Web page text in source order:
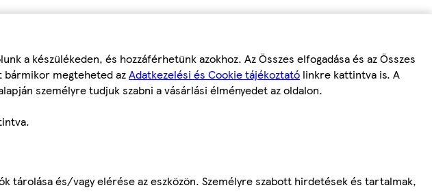
a készülékeden, és hozzáférhetünk azokhoz. Az Összes elfogadása és az Összes
bármikor megteheted azAdatkezelési és Cookie tájékoztató linkre kattintva is. A
személyre tudjuk szabni a vásárlási élményedet az oldalon.
tárolása és/vagy elérése az eszközön. Személyre szabott hirdetések és tartalmak,